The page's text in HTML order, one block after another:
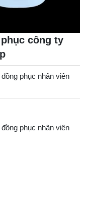
công ty
phục nhân viên
phục nhân viên